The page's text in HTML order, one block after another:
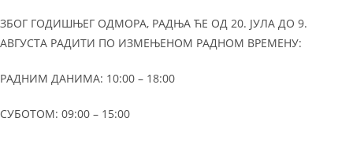
ЗБОГ ГОДИШЊЕГ ОДМОРА, РАДЊА ЋЕ ОД 20. ЈУЛА ДО 9.
АВГУСТА РАДИТИ ПО ИЗМЕЊЕНОМ РАДНОМ ВРЕМЕНУ:
РАДНИМ ДАНИМА: 10:00 – 18:00
СУБОТОМ: 09:00 – 15:00